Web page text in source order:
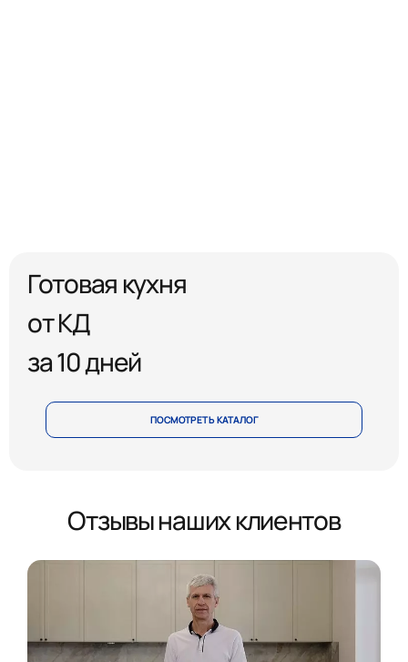
Готовая кухня
от КД
за 10 дней
ПОСМОТРЕТЬ КАТАЛОГ
Отзывы наших клиентов